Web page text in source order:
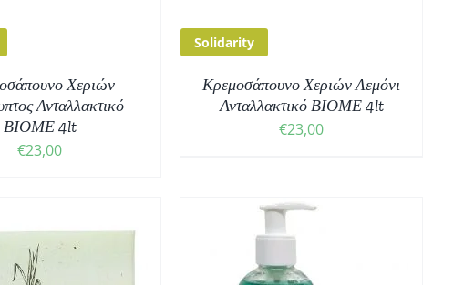
Χεριών
Ανταλλακτικό
ΒΙΟΜΕ 4lt
€23,00
Solidarity
Κρεμοσάπουνο Χεριών Λεμόνι
Ανταλλακτικό ΒΙΟΜΕ 4lt
€23,00